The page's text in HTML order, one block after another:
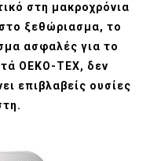
στη μακροχρόνια
ξεθώριασμα, το
ασφαλές για το
OEKO-TEX, δεν
επιβλαβείς ουσίες